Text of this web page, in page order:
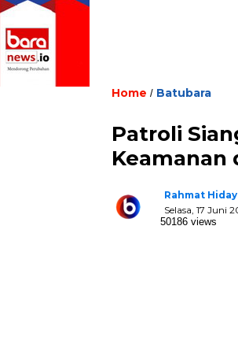
Home / Batubara
Patroli
Keamanan
Rahmat
Selasa, 17 Juni
50186 views